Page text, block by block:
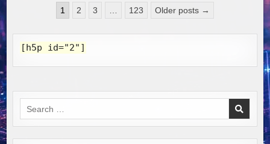
ONLINE-
EINKAUF:
Seitennummerierung
Beiträge
1 2 3 123 Older posts →
[h5p id="2"]
Search
for: